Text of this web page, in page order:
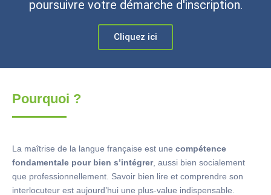
poursuivre votre démarche d'inscription.
Cliquez ici
Pourquoi ?
La maîtrise de la langue française est une compétence
fondamentale pour bien s’intégrer, aussi bien socialement
que professionnellement. Savoir bien lire et comprendre son
interlocuteur est aujourd’hui une plus-value indispensable.